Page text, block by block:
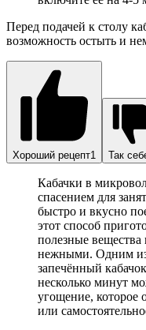
Перед подачей к столу
возможность остыть и
Хороший рецепт1 Так
Кабачки в
спасением для
быстро и вкусно
этот способ
полезные
нежными. Одним из
запечённый
несколько минут
угощение, которое
или